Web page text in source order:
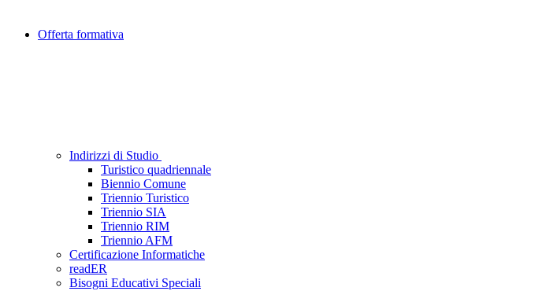
Offerta formativa
Indirizzi di Studio
Turistico quadriennale
Biennio Comune
Triennio Turistico
Triennio SIA
Triennio RIM
Triennio AFM
Certificazione Informatiche
readER
Bisogni Educativi Speciali